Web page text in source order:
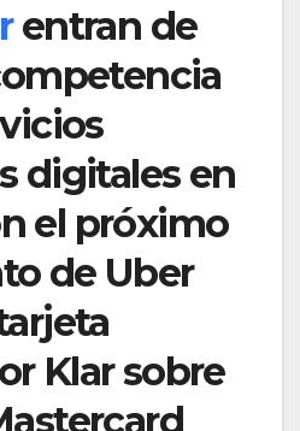
entran de
digitales en
el próximo
de Uber
Klar sobre